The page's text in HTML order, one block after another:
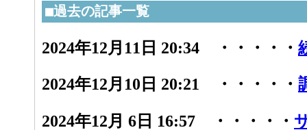
■過去の記事一覧
2024年12月11日 20:34 ・・・・・
2024年12月10日 20:21 ・・・・・
2024年12月 6日 16:57 ・・・・・